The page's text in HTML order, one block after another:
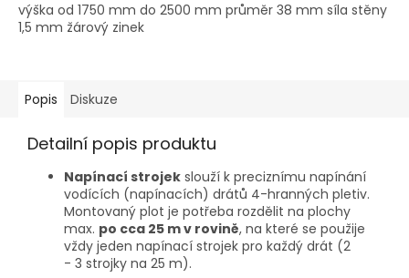
výška od 1750 mm do 2500 mm průměr 38 mm síla stěny
1,5 mm žárový zinek
Popis Diskuze
Detailní popis produktu
Napínací strojek slouží k preciznímu napínání
vodících (napínacích) drátů 4-hranných pletiv.
Montovaný plot je potřeba rozdělit na plochy
max. po cca 25 m v rovině, na které se použije
vždy jeden napínací strojek pro každý drát (2
- 3 strojky na 25 m).